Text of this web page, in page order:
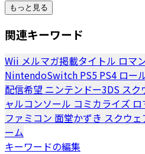
もっと見る
関連キーワード
Wii メルマガ掲載タイトル ロマ
NintendoSwitch PS5 PS4 ロー
配信希望 ニンテンドー3DS スク
ャルコンソール コミカライズ
ファミコン 面堂かずき スクウ
ーム
キーワードの編集